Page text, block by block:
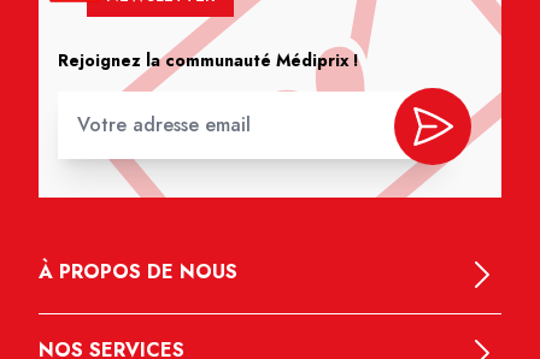
Rejoignez la communauté Médiprix !
À PROPOS DE NOUS
NOS SERVICES